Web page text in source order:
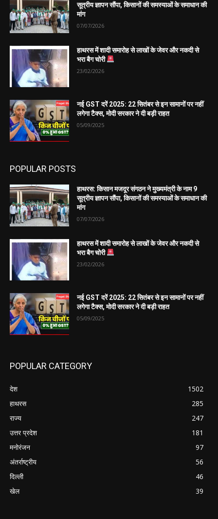
सूत्रीय ज्ञापन सौंपा, किसानों की समस्याओं के समाधान की
मांग
07/07/2026
हाथरस में शादी समारोह से लाखों के जेवर और नकदी से
भरा बैग चोरी
23/02/2026
नई GST दरें 2025: 22 सितंबर से इन सामानों पर नहीं
लगेगा टैक्स, मोदी सरकार ने दी बड़ी राहत
05/09/2025
POPULAR POSTS
हाथरस: किसान मजदूर संगठन ने मुख्यमंत्री के नाम 9
सूत्रीय ज्ञापन सौंपा, किसानों की समस्याओं के समाधान की
मांग
07/07/2026
हाथरस में शादी समारोह से लाखों के जेवर और नकदी से
भरा बैग चोरी
23/02/2026
नई GST दरें 2025: 22 सितंबर से इन सामानों पर नहीं
लगेगा टैक्स, मोदी सरकार ने दी बड़ी राहत
05/09/2025
POPULAR CATEGORY
देश
1502
हाथरस
285
राज्य
247
उत्तर प्रदेश
181
मनोरंजन
97
अंतर्राष्ट्रीय
56
दिल्ली
46
खेल
39